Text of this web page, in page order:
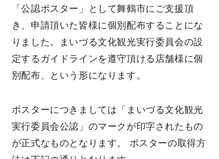
「公認ポスター」として舞鶴市にご支援頂
き、申請頂いた皆様に個別配布することにな
りました。まいづる文化観光実行委員会の設
定するガイドラインを遵守頂ける店舗様に個
別配布、という形になります。
ポスターにつきましては「まいづる文化観光
実行委員会公認」のマークが印字されたもの
が正式なものとなります。 ポスターの取得方